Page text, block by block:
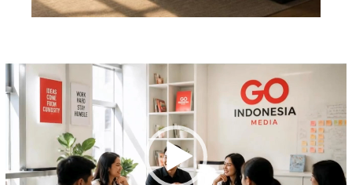
Pemutar
Video